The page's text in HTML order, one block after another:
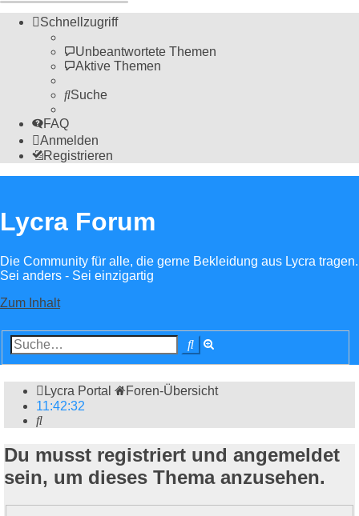
Schnellzugriff
Unbeantwortete Themen
Aktive Themen
Suche
FAQ
Anmelden
Registrieren
Lycra Forum
Die Community für alle, die gerne Bekleidung aus Lycra tragen.
Sei anders - Sei einzigartig
Zum Inhalt
Suche
Lycra Portal
Foren-Übersicht
11:42:32
Suche
Du musst registriert und angemeldet
sein, um dieses Thema anzusehen.